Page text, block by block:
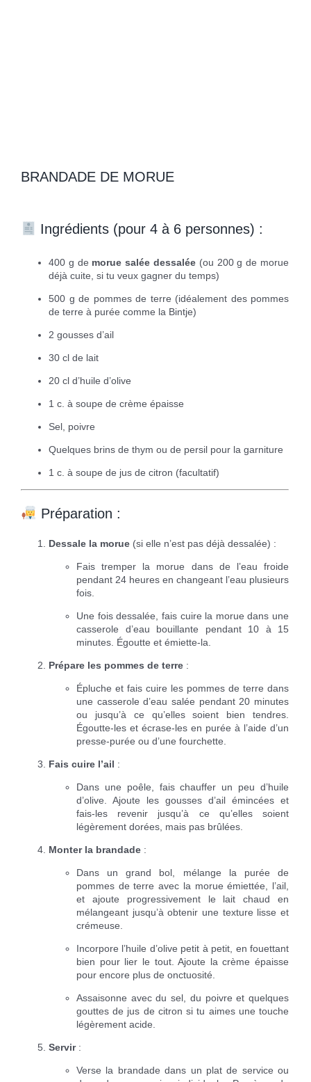
BRANDADE DE MORUE
Ingrédients (pour 4 à 6 personnes) :
400 g de morue salée dessalée (ou 200 g de morue
déjà cuite, si tu veux gagner du temps)
500 g de pommes de terre (idéalement des pommes
de terre à purée comme la Bintje)
2 gousses d’ail
30 cl de lait
20 cl d’huile d’olive
1 c. à soupe de crème épaisse
Sel, poivre
Quelques brins de thym ou de persil pour la garniture
1 c. à soupe de jus de citron (facultatif)
Préparation :
Dessale la morue (si elle n’est pas déjà dessalée) :
Fais tremper la morue dans de l’eau froide
pendant 24 heures en changeant l’eau plusieurs
fois.
Une fois dessalée, fais cuire la morue dans une
casserole d’eau bouillante pendant 10 à 15
minutes. Égoutte et émiette-la.
Prépare les pommes de terre :
Épluche et fais cuire les pommes de terre dans
une casserole d’eau salée pendant 20 minutes
ou jusqu’à ce qu’elles soient bien tendres.
Égoutte-les et écrase-les en purée à l’aide d’un
presse-purée ou d’une fourchette.
Fais cuire l’ail :
Dans une poêle, fais chauffer un peu d’huile
d’olive. Ajoute les gousses d’ail émincées et
fais-les revenir jusqu’à ce qu’elles soient
légèrement dorées, mais pas brûlées.
Monter la brandade :
Dans un grand bol, mélange la purée de
pommes de terre avec la morue émiettée, l’ail,
et ajoute progressivement le lait chaud en
mélangeant jusqu’à obtenir une texture lisse et
crémeuse.
Incorpore l’huile d’olive petit à petit, en fouettant
bien pour lier le tout. Ajoute la crème épaisse
pour encore plus de onctuosité.
Assaisonne avec du sel, du poivre et quelques
gouttes de jus de citron si tu aimes une touche
légèrement acide.
Servir:
Verse la brandade dans un plat de service ou